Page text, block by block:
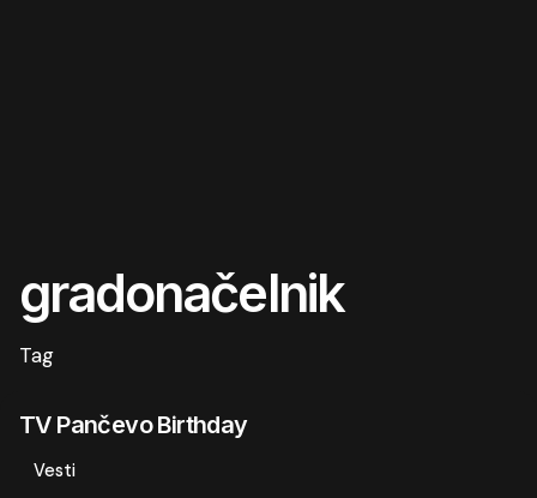
gradonačelnik
Tag
TV Pančevo Birthday
Vesti